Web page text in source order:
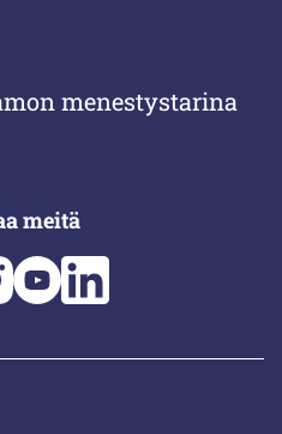
menestystarina
meitä